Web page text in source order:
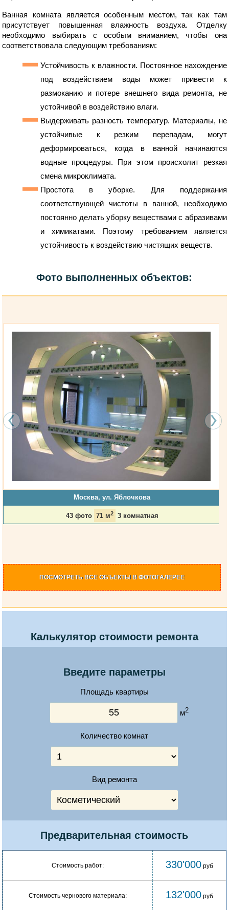
Ванная комната является особенным местом, так как там
присутствует повышенная влажность воздуха. Отделку
необходимо выбирать с особым вниманием, чтобы она
соответствовала следующим требованиям:
Устойчивость к влажности. Постоянное нахождение
под воздействием воды может привести к
размоканию и потере внешнего вида ремонта, не
устойчивой в воздействию влаги.
Выдерживать разность температур. Материалы, не
устойчивые к резким перепадам, могут
деформироваться, когда в ванной начинаются
водные процедуры. При этом происхолит резкая
смена микроклимата.
Простота в уборке. Для поддержания
соответствующей чистоты в ванной, необходимо
постоянно делать уборку веществами с абразивами
и химикатами. Поэтому требованием является
устойчивость к воздействию чистящих веществ.
Фото выполненных объектов:
Москва, ул. Яблочкова
43 фото 71 м2 3 комнатная
ПОСМОТРЕТЬ ВСЕ ОБЪЕКТЫ В ФОТОГАЛЕРЕЕ
Калькулятор стоимости ремонта
Введите параметры
Площадь квартиры
м2
Количество комнат
Вид ремонта
Предварительная стоимость
Стоимость работ: 330'000 руб
Стоимость чернового материала: 132'000 руб